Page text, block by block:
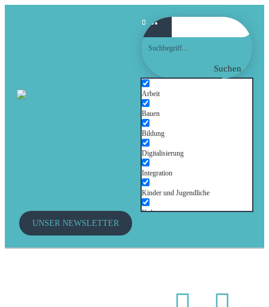
Suchen
Arbeit
Bauen
Bildung
Digitalisierung
Integration
Kinder und Jugendliche
Kultur
UNSER NEWSLETTER